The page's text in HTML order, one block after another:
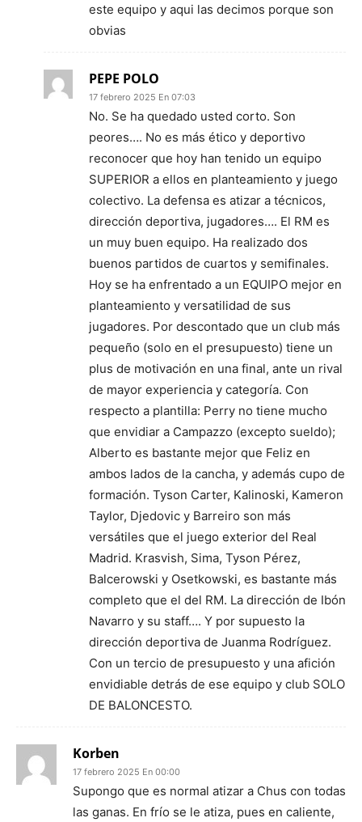
este equipo y aqui las decimos porque son
obvias
PEPE POLO
17 febrero 2025 En 07:03
No. Se ha quedado usted corto. Son
peores…. No es más ético y deportivo
reconocer que hoy han tenido un equipo
SUPERIOR a ellos en planteamiento y juego
colectivo. La defensa es atizar a técnicos,
dirección deportiva, jugadores…. El RM es
un muy buen equipo. Ha realizado dos
buenos partidos de cuartos y semifinales.
Hoy se ha enfrentado a un EQUIPO mejor en
planteamiento y versatilidad de sus
jugadores. Por descontado que un club más
pequeño (solo en el presupuesto) tiene un
plus de motivación en una final, ante un rival
de mayor experiencia y categoría. Con
respecto a plantilla: Perry no tiene mucho
que envidiar a Campazzo (excepto sueldo);
Alberto es bastante mejor que Feliz en
ambos lados de la cancha, y además cupo de
formación. Tyson Carter, Kalinoski, Kameron
Taylor, Djedovic y Barreiro son más
versátiles que el juego exterior del Real
Madrid. Krasvish, Sima, Tyson Pérez,
Balcerowski y Osetkowski, es bastante más
completo que el del RM. La dirección de Ibón
Navarro y su staff…. Y por supuesto la
dirección deportiva de Juanma Rodríguez.
Con un tercio de presupuesto y una afición
envidiable detrás de ese equipo y club SOLO
DE BALONCESTO.
Korben
17 febrero 2025 En 00:00
Supongo que es normal atizar a Chus con todas
las ganas. En frío se le atiza, pues en caliente,